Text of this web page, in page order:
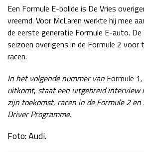
Een Formule E-bolide is De Vries
vreemd. Voor McLaren werkte hij mee
de eerste generatie Formule E-auto. De
seizoen overigens in de Formule 2 voor
racen.
In het volgende nummer van Formule 1
uitkomt, staat een uitgebreid interview
zijn toekomst, racen in de Formule 2 en
Driver Programme.
Foto: Audi.